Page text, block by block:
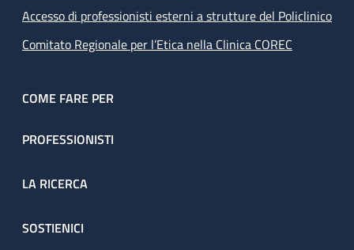
Accesso di professionisti esterni a strutture del Policlinico
Comitato Regionale per l’Etica nella Clinica COREC
COME FARE PER
PROFESSIONISTI
LA RICERCA
SOSTIENICI